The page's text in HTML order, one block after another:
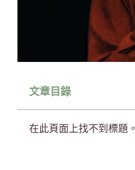
文章目錄
在此頁面上找不到標題。